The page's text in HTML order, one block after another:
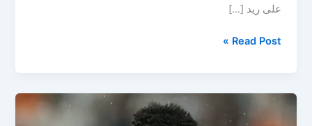
على ريد […]
ريال
سالزبورغ
بثلاثية
Read Post »